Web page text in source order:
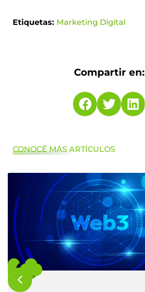
Etiquetas: Marketing Digital
Compartir en:
CONOCÉ MÁS ARTÍCULOS